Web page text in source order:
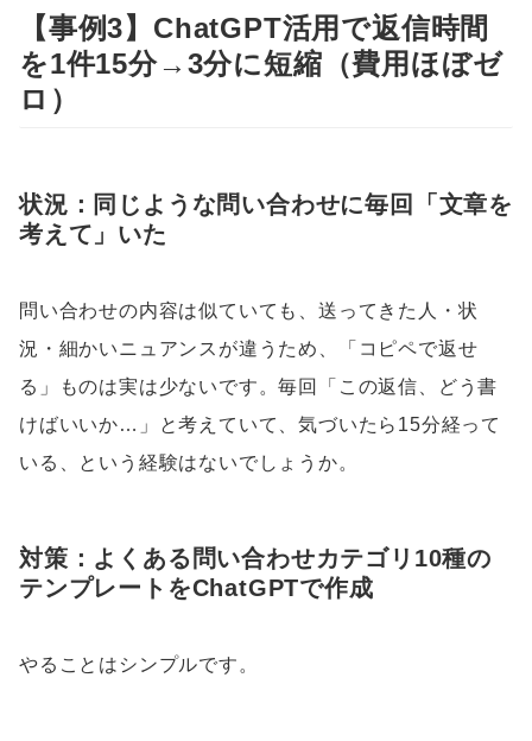
【事例3】ChatGPT活用で返信時間
を1件15分→3分に短縮（費用ほぼゼ
ロ）
状況：同じような問い合わせに毎回「文章を
考えて」いた
問い合わせの内容は似ていても、送ってきた人・状
況・細かいニュアンスが違うため、「コピペで返せ
る」ものは実は少ないです。毎回「この返信、どう書
けばいいか…」と考えていて、気づいたら15分経って
いる、という経験はないでしょうか。
対策：よくある問い合わせカテゴリ10種の
テンプレートをChatGPTで作成
やることはシンプルです。